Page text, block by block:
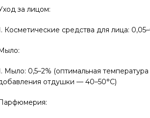
за лицом:
Косметические средства для лица:
Мыло: 0,5–2% (оптимальная
отдушки — 40–50°С)